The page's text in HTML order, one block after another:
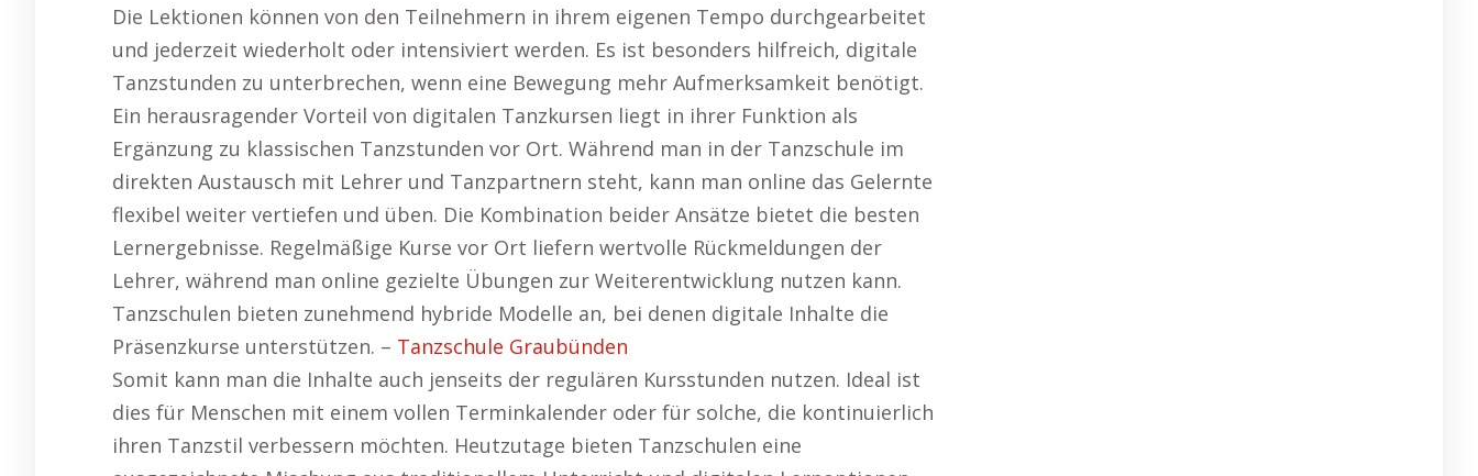
Die Lektionen können von den Teilnehmern in ihrem eigenen Tempo durchgearbeitet
und jederzeit wiederholt oder intensiviert werden. Es ist besonders hilfreich, digitale
Tanzstunden zu unterbrechen, wenn eine Bewegung mehr Aufmerksamkeit benötigt.
Ein herausragender Vorteil von digitalen Tanzkursen liegt in ihrer Funktion als
Ergänzung zu klassischen Tanzstunden vor Ort. Während man in der Tanzschule im
direkten Austausch mit Lehrer und Tanzpartnern steht, kann man online das Gelernte
flexibel weiter vertiefen und üben. Die Kombination beider Ansätze bietet die besten
Lernergebnisse. Regelmäßige Kurse vor Ort liefern wertvolle Rückmeldungen der
Lehrer, während man online gezielte Übungen zur Weiterentwicklung nutzen kann.
Tanzschulen bieten zunehmend hybride Modelle an, bei denen digitale Inhalte die
Präsenzkurse unterstützen. – Tanzschule Graubünden
Somit kann man die Inhalte auch jenseits der regulären Kursstunden nutzen. Ideal ist
dies für Menschen mit einem vollen Terminkalender oder für solche, die kontinuierlich
ihren Tanzstil verbessern möchten. Heutzutage bieten Tanzschulen eine